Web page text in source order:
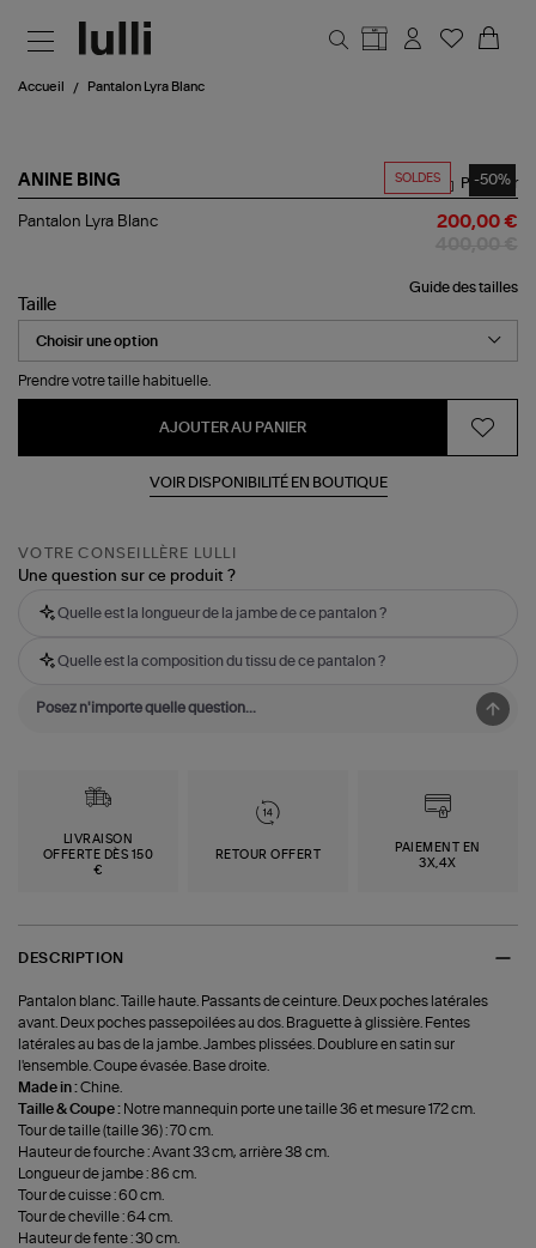
Accueil Pantalon Lyra Blanc
SOLDES -50%
ANINE BING
Pantalon
Partager
Pantalon Lyra Blanc 200,00 €
Guide des tailles
Taille
Prendre votre taille habituelle.
AJOUTER AU PANIER
VOIR DISPONIBILITÉ EN BOUTIQUE
VOTRE CONSEILLÈRE LULLI
Une question sur ce produit ?
Quelle est la longueur de la jambe de ce pantalon ?
Quelle est la composition du tissu de ce pantalon ?
LIVRAISON
OFFERTE DÈS 150
€
RETOUR OFFERT
PAIEMENT EN
3X,4X
DESCRIPTION
Pantalon blanc. Taille haute. Passants de ceinture. Deux poches latérales
avant. Deux poches passepoilées au dos. Braguette à glissière. Fentes
latérales au bas de la jambe. Jambes plissées. Doublure en satin sur
l'ensemble. Coupe évasée. Base droite.
Made in :Chine.
Taille & Coupe : Notre mannequin porte une taille 36 et mesure 172 cm.
Tour de taille (taille 36) : 70 cm.
Hauteur de fourche : Avant 33 cm, arrière 38 cm.
Longueur de jambe : 86 cm.
Tour de cuisse : 60 cm.
Tour de cheville : 64 cm.
Hauteur de fente : 30 cm.